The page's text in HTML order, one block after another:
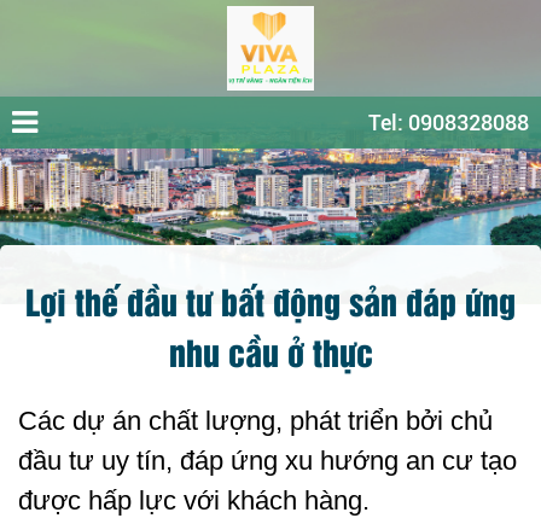
Tel: 0908328088
Lợi thế đầu tư bất động sản đáp ứng
nhu cầu ở thực
Các dự án chất lượng, phát triển bởi chủ
đầu tư uy tín, đáp ứng xu hướng an cư tạo
được hấp lực với khách hàng.